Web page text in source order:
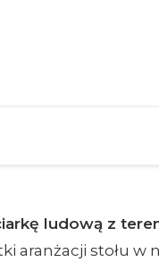
ludową z
aranżacji stołu w